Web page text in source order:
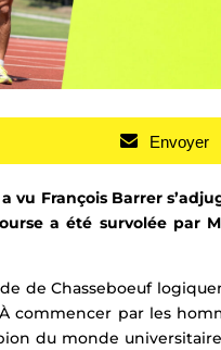
Envoyer
vu François Barrer
a été survolée par
de Chasseboeuf
commencer par les
du monde